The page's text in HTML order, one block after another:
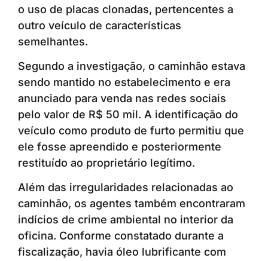
o uso de placas clonadas, pertencentes a
outro veículo de características
semelhantes.
Segundo a investigação, o caminhão estava
sendo mantido no estabelecimento e era
anunciado para venda nas redes sociais
pelo valor de R$ 50 mil. A identificação do
veículo como produto de furto permitiu que
ele fosse apreendido e posteriormente
restituído ao proprietário legítimo.
Além das irregularidades relacionadas ao
caminhão, os agentes também encontraram
indícios de crime ambiental no interior da
oficina. Conforme constatado durante a
fiscalização, havia óleo lubrificante com